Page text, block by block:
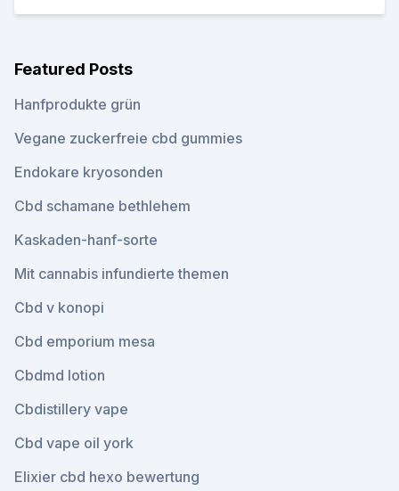
Featured Posts
Hanfprodukte grün
Vegane zuckerfreie cbd gummies
Endokare kryosonden
Cbd schamane bethlehem
Kaskaden-hanf-sorte
Mit cannabis infundierte themen
Cbd v konopi
Cbd emporium mesa
Cbdmd lotion
Cbdistillery vape
Cbd vape oil york
Elixier cbd hexo bewertung